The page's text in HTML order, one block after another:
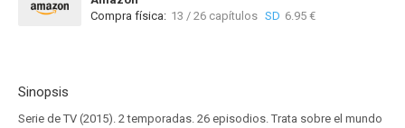
Compra física: 13 / 26 capítulos SD 6.95 €
Sinopsis
Serie de TV (2015). 2 temporadas. 26 episodios. Trata sobre el mundo